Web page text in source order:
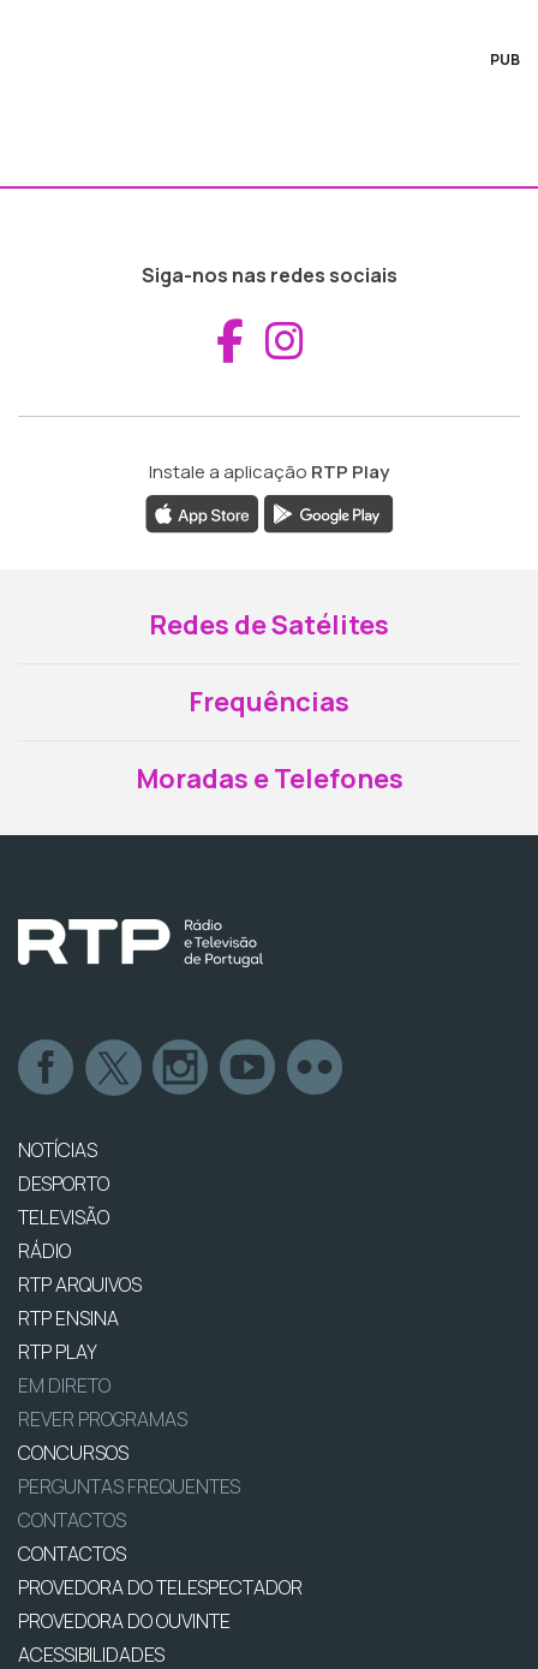
PUB
Siga-nos nas redes sociais
Aceder ao
Instale a aplicação RTP Play
Redes de Satélites
Frequências
Moradas e Telefones
NOTÍCIAS
DESPORTO
TELEVISÃO
RÁDIO
RTP ARQUIVOS
RTP ENSINA
RTP PLAY
EM DIRETO
REVER PROGRAMAS
CONCURSOS
PERGUNTAS FREQUENTES
CONTACTOS
CONTACTOS
PROVEDORA DO TELESPECTADOR
PROVEDORA DO OUVINTE
ACESSIBILIDADES